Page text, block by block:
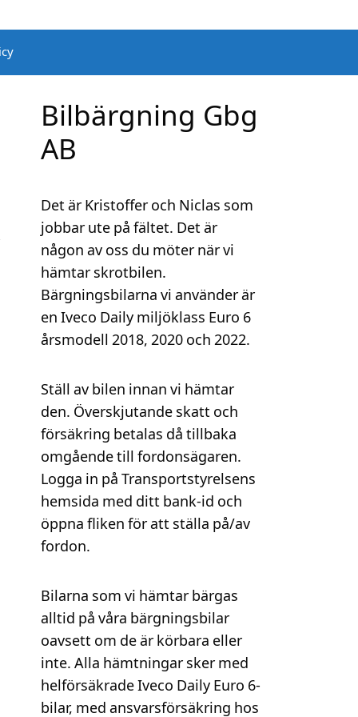
Bilbärgning Gbg
AB
Det är Kristoffer och Niclas som
jobbar ute på fältet. Det är
någon av oss du möter när vi
hämtar skrotbilen.
Bärgningsbilarna vi använder är
en Iveco Daily miljöklass Euro 6
årsmodell 2018, 2020 och 2022.
Ställ av bilen innan vi hämtar
den. Överskjutande skatt och
försäkring betalas då tillbaka
omgående till fordonsägaren.
Logga in på Transportstyrelsens
hemsida med ditt bank-id och
öppna fliken för att ställa på/av
fordon.
Bilarna som vi hämtar bärgas
alltid på våra bärgningsbilar
oavsett om de är körbara eller
inte. Alla hämtningar sker med
helförsäkrade Iveco Daily Euro 6-
bilar, med ansvarsförsäkring hos